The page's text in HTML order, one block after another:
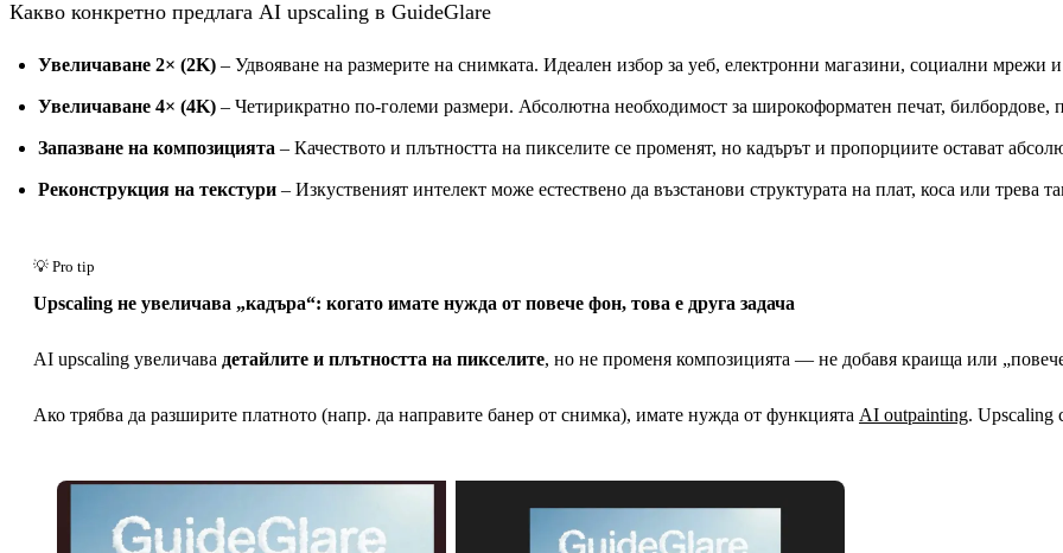
Преди
Какво конкретно предлага AI upscaling в GuideGlare
Увеличаване 2× (2K) – Удвояване на размерите на снимката. Идеален избор за уеб, електронни магазини, социални
Увеличаване 4× (4K) – Четирикратно по-големи размери. Абсолютна необходимост за широкоформатен печат, билбордове,
Запазване на композицията – Качеството и плътността на пикселите се променят, но кадърът и пропорциите остават
Реконструкция на текстури – Изкуственият интелект може естествено да възстанови структурата на плат, коса или трева
Upscaling не увеличава „кадъра“: когато имате нужда от повече фон, това е друга задача
AI upscaling увеличава детайлите и плътността на пикселите, но не променя композицията — не добавя краища или
Ако трябва да разширите платното (напр. да направите банер от снимка), имате нужда от функцията AI outpainting. Upscaling